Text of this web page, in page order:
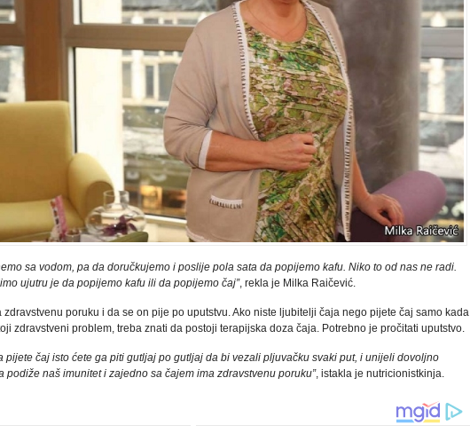
sa vodom, pa da doručkujemo i poslije pola sata da popijemo kafu. Niko to od nas ne radi.
ujutru je da popijemo kafu ili da popijemo čaj”, rekla je Milka Raičević.
zdravstvenu poruku i da se on pije po uputstvu. Ako niste ljubitelji čaja nego pijete čaj samo kada
zdravstveni problem, treba znati da postoji terapijska doza čaja. Potrebno je pročitati uputstvo.
pijete čaj isto ćete ga piti gutljaj po gutljaj da bi vezali pljuvačku svaki put, i unijeli dovoljno
podiže naš imunitet i zajedno sa čajem ima zdravstvenu poruku”, istakla je nutricionistkinja.